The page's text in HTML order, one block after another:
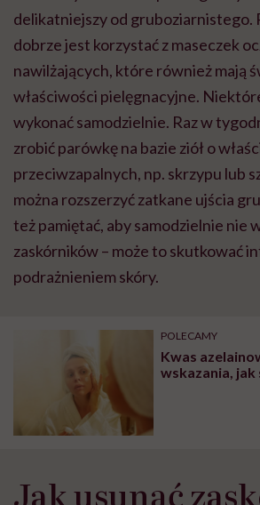
delikatniejszy od gruboziarnistego.
dobrze jest korzystać z maseczek
nawilżających, które również mają
właściwości pielęgnacyjne.
wykonać samodzielnie. Raz w
zrobić parówkę na bazie ziół o
przeciwzapalnych, np. skrzypu lub
można rozszerzyć zatkane ujścia
też pamiętać, aby samodzielnie nie
zaskórników – może to skutkować
podrażnieniem skóry.
POLECAMY
Kwas
wskazania,
Jak usunąć